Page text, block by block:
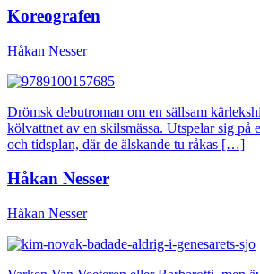
Koreografen
Håkan Nesser
Drömsk debutroman om en sällsam
kölvattnet av en skilsmässa. Utspelar sig på
och tidsplan, där de älskande tu råkas […]
Håkan Nesser
Håkan Nesser